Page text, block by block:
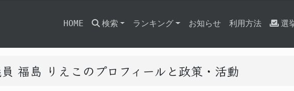
HOME 検索 ランキング お知らせ 利用方法 選
福島 りえこのプロフィールと政策・活動